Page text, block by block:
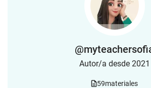
Autor/a desde 2021
59materiales